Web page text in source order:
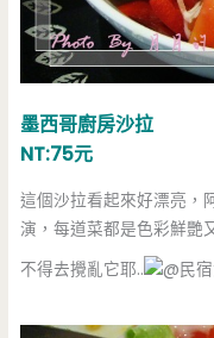
墨西哥廚房沙拉
NT:75元
這個沙拉看起來好漂亮，
演，每道菜都是色彩鮮艷
不得去攪亂它耶..